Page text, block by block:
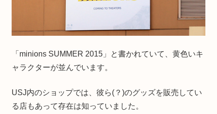
「minions SUMMER 2015」と書かれていて、黄色いキ
ャラクターが並んでいます。
USJ内のショップでは、彼ら(？)のグッズを販売してい
る店もあって存在は知っていました。